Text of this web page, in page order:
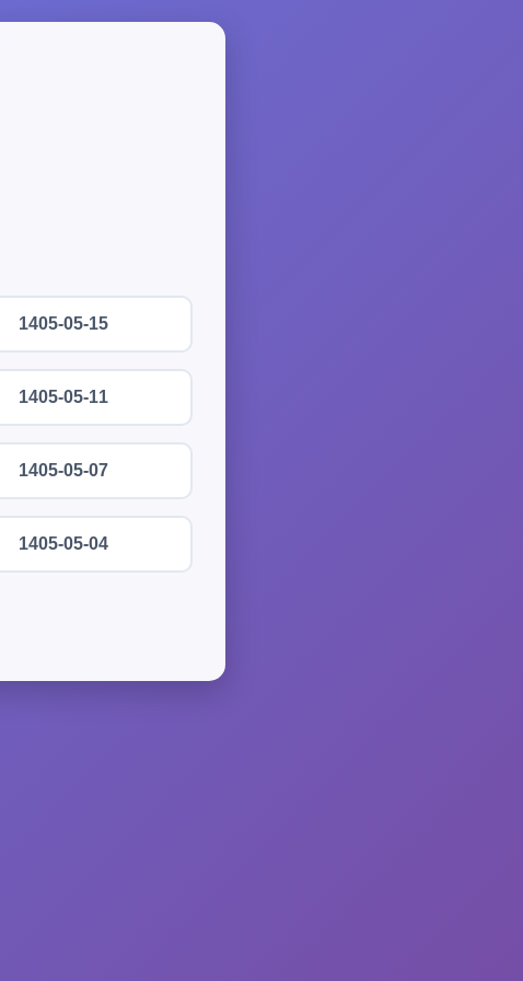
1405-05-15
1405-05-11
1405-05-07
1405-05-04